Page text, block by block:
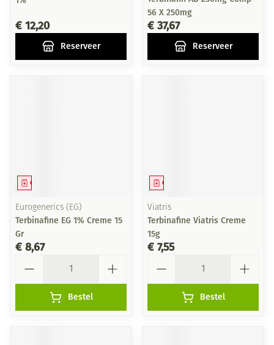
€ 12,20
Reserveer
56 X 250mg
€ 37,67
Reserveer
Geneesmiddel
Eurogenerics (EG)
Terbinafine EG 1% Creme 15
Gr
€ 8,67
Bestel
Geneesmiddel
Viatris
Terbinafine Viatris Creme
15g
€ 7,55
Bestel